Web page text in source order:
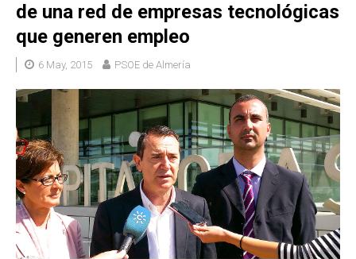
de una red de empresas tecnológicas
que generen empleo
6 May, 2015 PSOE de Almería